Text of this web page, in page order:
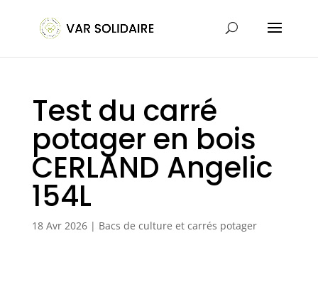
Test du carré
potager en bois
CERLAND Angelic
154L
18 Avr 2026| Bacs de culture et carrés potager